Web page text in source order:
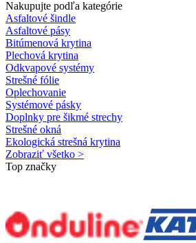
Nakupujte podľa kategórie
Asfaltové šindle
Asfaltové pásy
Bitúmenová krytina
Plechová krytina
Odkvapové systémy
Strešné fólie
Oplechovanie
Systémové pásky
Doplnky pre šikmé strechy
Strešné okná
Ekologická strešná krytina
Zobraziť všetko >
Top značky